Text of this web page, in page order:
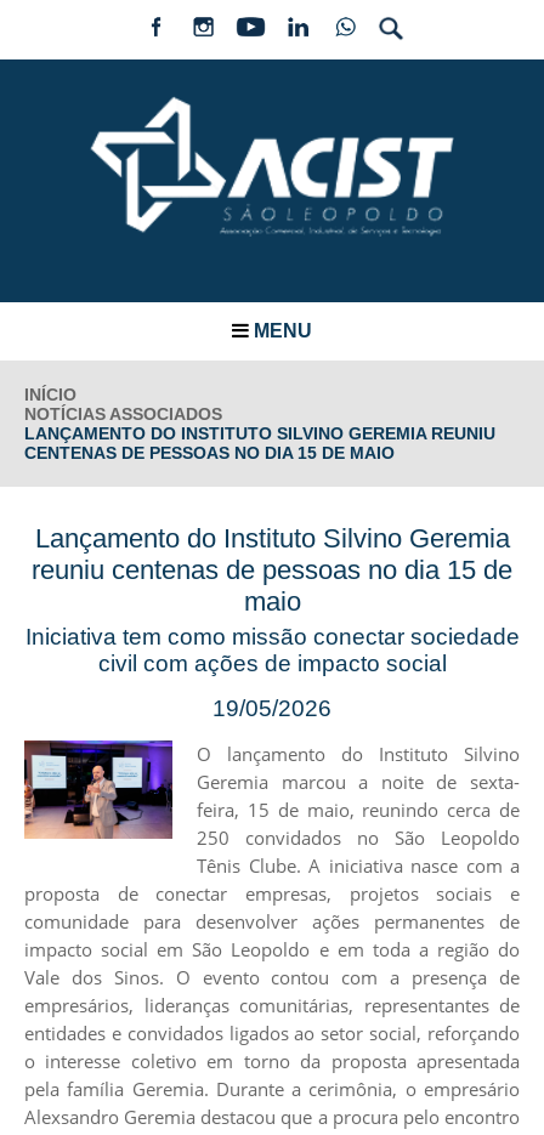
MENU
INÍCIO
NOTÍCIAS ASSOCIADOS
LANÇAMENTO DO INSTITUTO SILVINO GEREMIA REUNIU
CENTENAS DE PESSOAS NO DIA 15 DE MAIO
Lançamento do Instituto Silvino Geremia
reuniu centenas de pessoas no dia 15 de
maio
Iniciativa tem como missão conectar sociedade
civil com ações de impacto social
19/05/2026
O lançamento do Instituto Silvino
Geremia marcou a noite de sexta-
feira, 15 de maio, reunindo cerca de
250 convidados no São Leopoldo
Tênis Clube. A iniciativa nasce com a
proposta de conectar empresas, projetos sociais e
comunidade para desenvolver ações permanentes de
impacto social em São Leopoldo e em toda a região do
Vale dos Sinos. O evento contou com a presença de
empresários, lideranças comunitárias, representantes de
entidades e convidados ligados ao setor social, reforçando
o interesse coletivo em torno da proposta apresentada
pela família Geremia. Durante a cerimônia, o empresário
Alexsandro Geremia destacou que a procura pelo encontro